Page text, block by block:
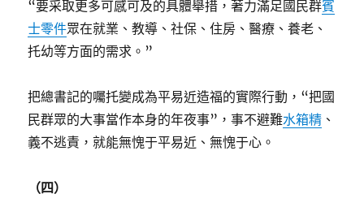
“要采取更多可感可及的具體舉措，著力滿足國民群賓
士零件眾在就業、教導、社保、住房、醫療、養老、
托幼等方面的需求。”
把總書記的囑托變成為平易近造福的實際行動，“把國
民群眾的大事當作本身的年夜事”，事不避難水箱精 、
義不逃責，就能無愧于平易近、無愧于心。
（四）